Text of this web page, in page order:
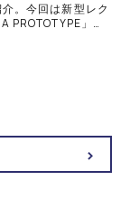
。今回は新型レク
PROTOTYPE」、
5 Plug into
紹介。